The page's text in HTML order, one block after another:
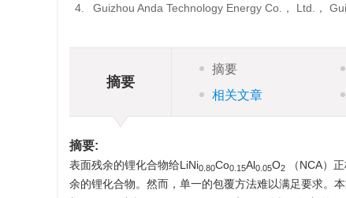
4.
Guizhou Anda Technology Energy Co.， Ltd.，
摘要
摘要
相关文章
摘要:
表面残余的锂化合物给LiNi0.80Co0.15Al0.05O2
（NCA）
余的锂化合物。然而，单一的包覆方法难以满足要求。